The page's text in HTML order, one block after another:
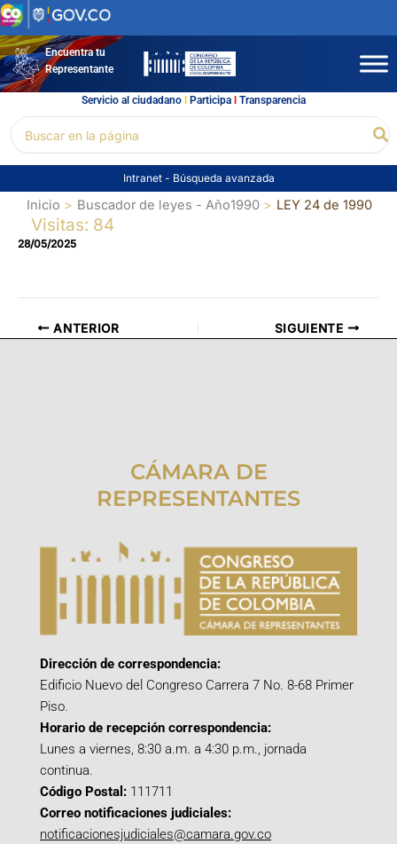
Ir
al
contenidoEncuentra tu
Representante
Servicio al ciudadano l Participal Transparencia
por:
Intranet - Búsqueda avanzada
Inicio Buscador de leyes - Año1990 LEY 24 de 1990
Visitas: 84
28/05/2025
ANTERIOR SIGUIENTE
CÁMARA DE
REPRESENTANTES
Dirección de correspondencia:
Edificio Nuevo del Congreso Carrera 7 No. 8-68 Primer
Piso.
Horario de recepción correspondencia:
Lunes a viernes, 8:30 a.m. a 4:30 p.m., jornada
continua.
Código Postal: 111711
Correo notificaciones judiciales:
notificacionesjudiciales@camara.gov.co